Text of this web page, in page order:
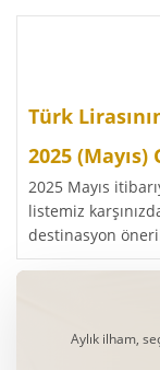
Türk
2025
2025 Mayıs
listemiz
destinasyon
Aylık ilham,